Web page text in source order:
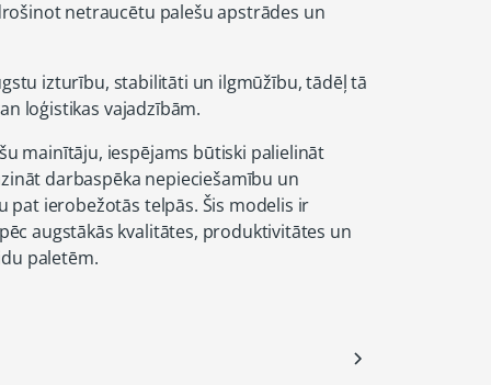
netraucētu palešu apstrādes un
izturību, stabilitāti un ilgmūžību, tādēļ tā
loģistikas vajadzībām.
mainītāju, iespējams būtiski palielināt
darbaspēka nepieciešamību un
ierobežotās telpās. Šis modelis ir
augstākās kvalitātes, produktivitātes un
paletēm.